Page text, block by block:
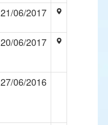
21/06/2017
20/06/2017
27/06/2016